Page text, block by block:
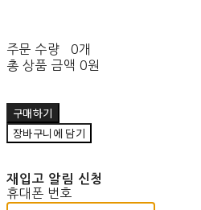
주문 수량
0개
총 상품 금액 0원
구매하기
장바구니에 담기
재입고 알림 신청
휴대폰 번호